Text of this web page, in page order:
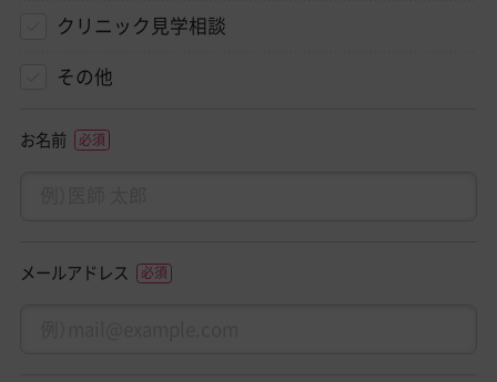
クリニック見学相談
その他
お名前
メールアドレス